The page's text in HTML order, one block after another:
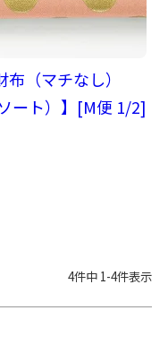
（マチなし）
ート）】[M便 1/2]
4件中 1-4件表示